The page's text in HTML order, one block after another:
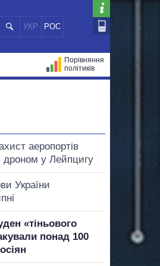
УКР РОС
Порівняння
політиків
аеропортів
дроном у Лейпцигу
України
«тіньового
понад 100